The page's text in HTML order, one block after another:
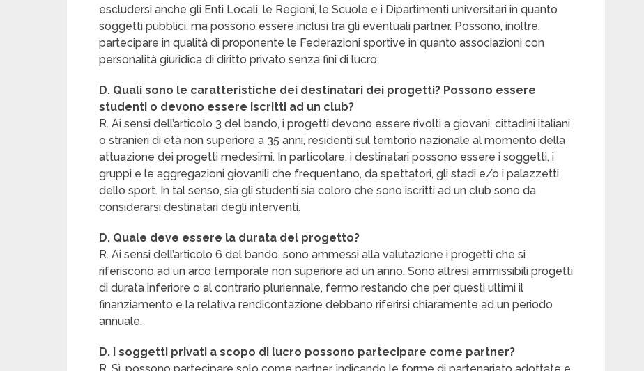
escludersi anche gli Enti Locali, le Regioni, le Scuole e i Dipartimenti universitari in quanto
soggetti pubblici, ma possono essere inclusi tra gli eventuali partner. Possono, inoltre,
partecipare in qualità di proponente le Federazioni sportive in quanto associazioni con
personalità giuridica di diritto privato senza fini di lucro.
D. Quali sono le caratteristiche dei destinatari dei progetti? Possono essere
studenti o devono essere iscritti ad un club?
R. Ai sensi dell’articolo 3 del bando, i progetti devono essere rivolti a giovani, cittadini italiani
o stranieri di età non superiore a 35 anni, residenti sul territorio nazionale al momento della
attuazione dei progetti medesimi. In particolare, i destinatari possono essere i soggetti, i
gruppi e le aggregazioni giovanili che frequentano, da spettatori, gli stadi e/o i palazzetti
dello sport. In tal senso, sia gli studenti sia coloro che sono iscritti ad un club sono da
considerarsi destinatari degli interventi.
D. Quale deve essere la durata del progetto?
R. Ai sensi dell’articolo 6 del bando, sono ammessi alla valutazione i progetti che si
riferiscono ad un arco temporale non superiore ad un anno. Sono altresì ammissibili progetti
di durata inferiore o al contrario pluriennale, fermo restando che per questi ultimi il
finanziamento e la relativa rendicontazione debbano riferirsi chiaramente ad un periodo
annuale.
D. I soggetti privati a scopo di lucro possono partecipare come partner?